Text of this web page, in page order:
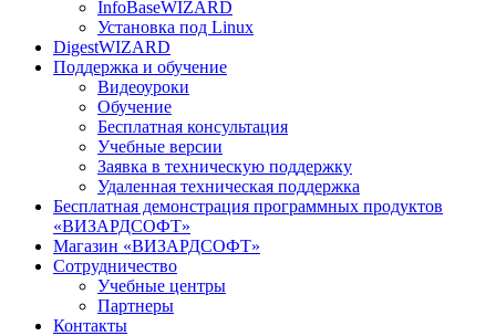
InfoBaseWIZARD
Установка под Linux
DigestWIZARD
Поддержка и обучение
Видеоуроки
Обучение
Бесплатная консультация
Учебные версии
Заявка в техническую поддержку
Удаленная техническая поддержка
Бесплатная демонстрация программных продуктов
«ВИЗАРДСОФТ»
Магазин «ВИЗАРДСОФТ»
Сотрудничество
Учебные центры
Партнеры
Контакты